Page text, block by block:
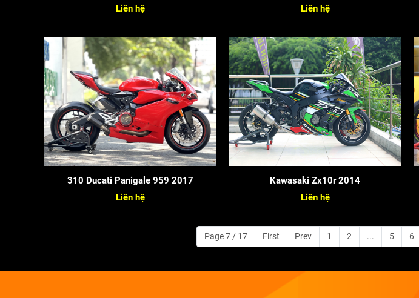
Liên hệ
Liên hệ
310 Ducati Panigale 959 2017
Liên hệ
Kawasaki Zx10r 2014
Liên hệ
Page 7 / 17 First Prev 1 2 ... 5 6